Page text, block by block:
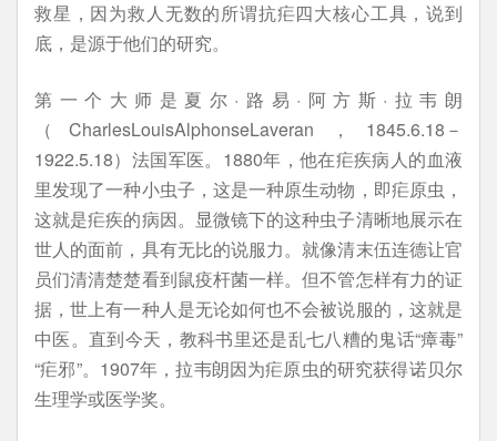
救星，因为救人无数的所谓抗疟四大核心工具，说到
底，是源于他们的研究。
第一个大师是夏尔·路易·阿方斯·拉韦朗
（CharlesLouisAlphonseLaveran，1845.6.18－
1922.5.18）法国军医。1880年，他在疟疾病人的血液
里发现了一种小虫子，这是一种原生动物，即疟原虫，
这就是疟疾的病因。显微镜下的这种虫子清晰地展示在
世人的面前，具有无比的说服力。就像清末伍连德让官
员们清清楚楚看到鼠疫杆菌一样。但不管怎样有力的证
据，世上有一种人是无论如何也不会被说服的，这就是
中医。直到今天，教科书里还是乱七八糟的鬼话“瘴毒”
“疟邪”。1907年，拉韦朗因为疟原虫的研究获得诺贝尔
生理学或医学奖。